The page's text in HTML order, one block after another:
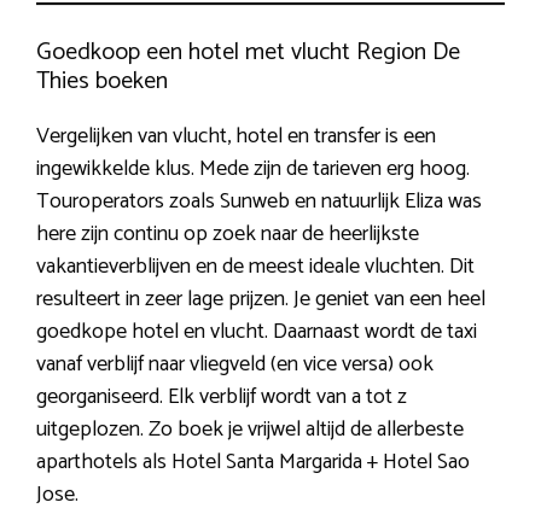
Goedkoop een hotel met vlucht Region De
Thies boeken
Vergelijken van vlucht, hotel en transfer is een
ingewikkelde klus. Mede zijn de tarieven erg hoog.
Touroperators zoals Sunweb en natuurlijk Eliza was
here zijn continu op zoek naar de heerlijkste
vakantieverblijven en de meest ideale vluchten. Dit
resulteert in zeer lage prijzen. Je geniet van een heel
goedkope hotel en vlucht. Daarnaast wordt de taxi
vanaf verblijf naar vliegveld (en vice versa) ook
georganiseerd. Elk verblijf wordt van a tot z
uitgeplozen. Zo boek je vrijwel altijd de allerbeste
aparthotels als Hotel Santa Margarida + Hotel Sao
Jose.